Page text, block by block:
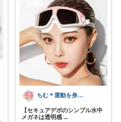
ちむ＊運動を身近に、ハッピーに＊
【セキュアデポのシンプル水中
メガネは透明感 ...